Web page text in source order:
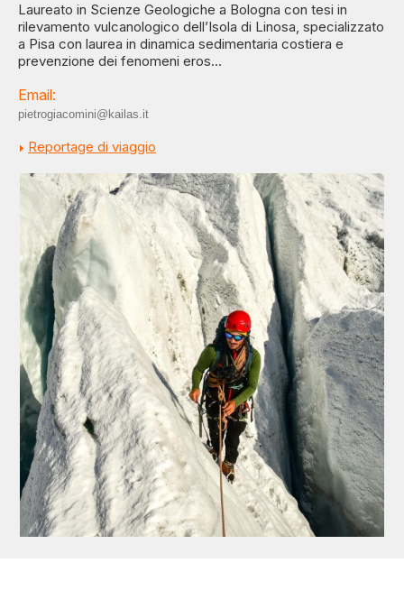
Laureato in Scienze Geologiche a Bologna con tesi in
rilevamento vulcanologico dell’Isola di Linosa, specializzato
a Pisa con laurea in dinamica sedimentaria costiera e
prevenzione dei fenomeni eros...
Email:
pietrogiacomini@kailas.it
Reportage di viaggio